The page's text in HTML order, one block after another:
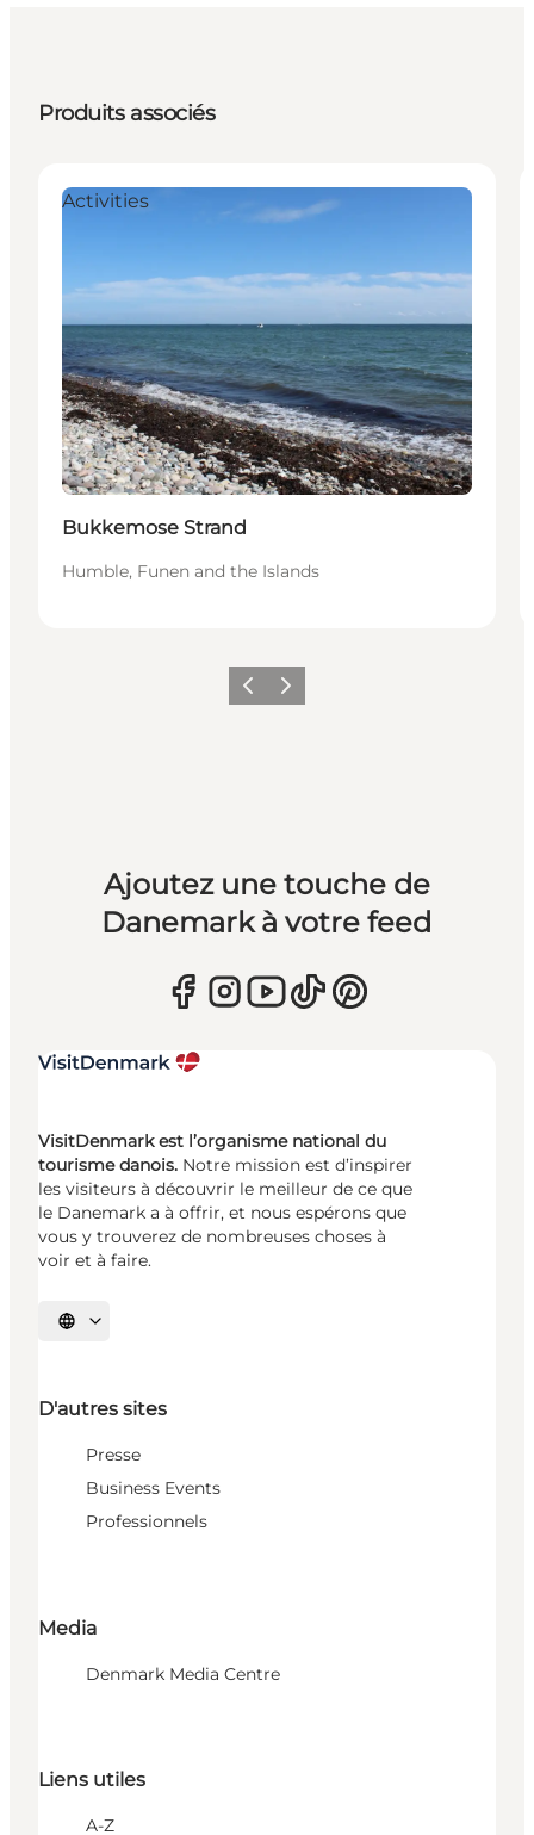
Produits associés
Activities
Bukkemose Strand
Humble, Funen and the Islands
PrécédentSuivant
Ajoutez une touche de
Danemark à votre feed
VisitDenmark est l’organisme national du
tourisme danois. Notre mission est d’inspirer
les visiteurs à découvrir le meilleur de ce que
le Danemark a à offrir, et nous espérons que
vous y trouverez de nombreuses choses à
voir et à faire.
Choisissez la langue
D'autres sites
Presse
Business Events
Professionnels
Media
Denmark Media Centre
Liens utiles
A-Z